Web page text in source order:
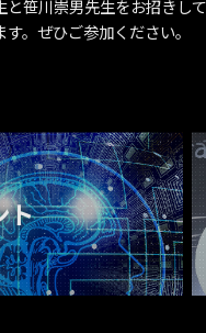
と笹川崇男先生をお招きし
。ぜひご参加ください。
ト